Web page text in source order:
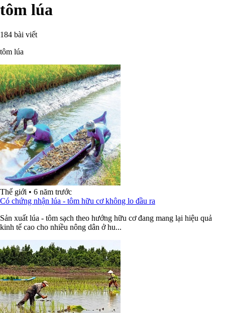
tôm lúa
184 bài viết
tôm lúa
Thế giới • 6 năm trước
Có chứng nhận lúa - tôm hữu cơ không lo đầu ra
Sản xuất lúa - tôm sạch theo hướng hữu cơ đang mang lại hiệu quả
kinh tế cao cho nhiều nông dân ở hu...